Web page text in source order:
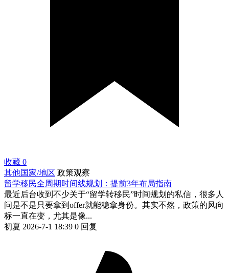
收藏 0
其他国家/地区 政策观察
留学移民全周期时间线规划：提前3年布局指南
最近后台收到不少关于“留学转移民”时间规划的私信，很多人
问是不是只要拿到offer就能稳拿身份。其实不然，政策的风向
标一直在变，尤其是像...
初夏 2026-7-1 18:39 0 回复